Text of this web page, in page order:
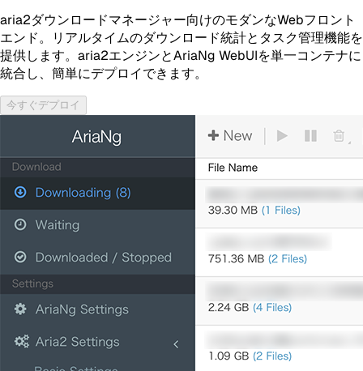
aria2ダウンロードマネージャー向けのモダンなWebフロント
エンド。リアルタイムのダウンロード統計とタスク管理機能を
提供します。aria2エンジンとAriaNg WebUIを単一コンテナに
統合し、簡単にデプロイできます。
今すぐデプロイ